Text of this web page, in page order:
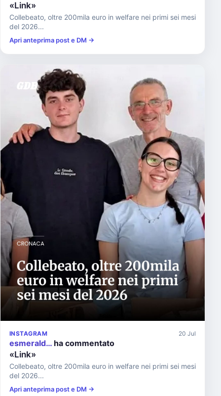
«Link»
Collebeato, oltre 200mila euro in welfare nei primi sei mesi
del 2026...
Apri anteprima post e DM →
INSTAGRAM 20 Jul
esmerald… ha commentato
«Link»
Collebeato, oltre 200mila euro in welfare nei primi sei mesi
del 2026...
Apri anteprima post e DM →